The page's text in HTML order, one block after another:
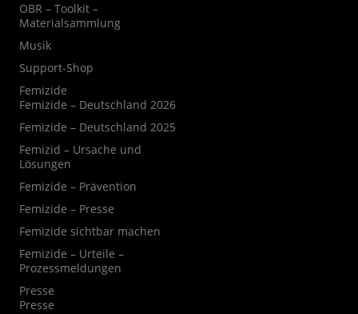
OBR – Toolkit –
Materialsammlung
Musik
Support-Shop
Femizide
Femizide – Deutschland 2026
Femizide – Deutschland 2025
Femizid – Ursache und
Lösungen
Femizide – Prävention
Femizide – Presse
Femizide sichtbar machen
Femizide – Urteile –
Prozessmeldungen
Presse
Presse